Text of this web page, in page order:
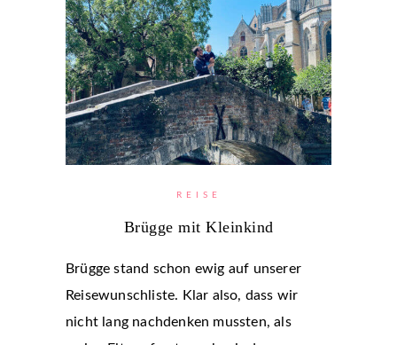
REISE
Brügge mit Kleinkind
Brügge stand schon ewig auf unserer
Reisewunschliste. Klar also, dass wir
nicht lang nachdenken mussten, als